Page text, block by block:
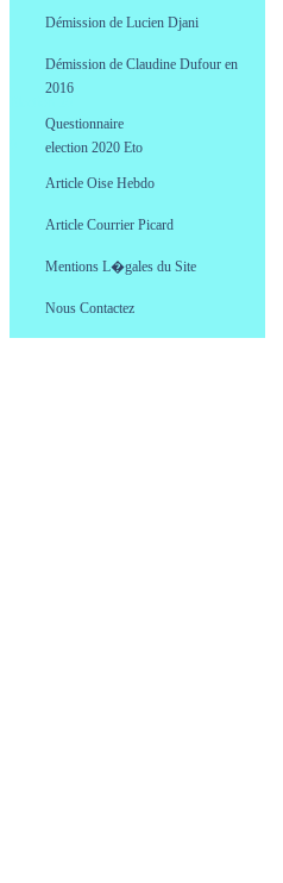
Démission de Lucien Djani
Démission de Claudine Dufour en
2016
Questionnaire
election 2020
Article Oise Hebdo
Article Courrier Picard
Mentions L�gales du Site
Nous Contactez